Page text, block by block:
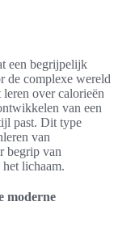
een begrijpelijk
de complexe wereld
over calorieën
van een
past. Dit type
van
begrip van
lichaam.
moderne